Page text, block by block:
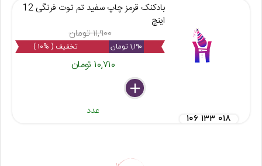
بادکنک قرمز چاپ سفید تم توت فرنگی 12
اینچ
۱۱,۹۰۰ تومان
۱,۱۹۰ تومان تخفیف ( %۱۰ )
۱۰,۷۱۰ تومان
delete
remove
add
عدد
۱۰۶ ۱۳۳ ۰۱۸
Loading...